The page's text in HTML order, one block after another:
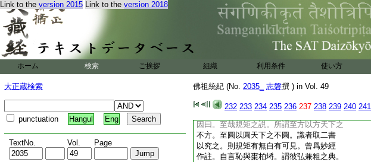
Link to the version 2015 Link to the version 2018
ホーム 検索 ご挨拶 組織 利用条件 使い方
大正蔵検索
punctuation Hangul Eng
TextNo. Vol. Page
佛祖統紀 (No. 2035_ 志磐撰 ) in Vol. 49
232 233 234 235 236 237 238 239 240 241
學無所不通。嘗讀周官。慨然以封建井田
爲可復。淳熙中。四魁待補。歎曰。射目中眉
事與時違。乃去隱於左溪。忽苦目疾。或勉
禱圓通。輒云。臨危不變眞大丈夫。有告以
朱太醫答杜祈公。未讀佛書。何以知其不
及孔孟。試持大士號。目疾良已。於是遂深
信。讀楞嚴至空生心内猶雲點大清。豁如
發蒙。觀山谷詩。讃美宗鏡。有從此永明書
百卷。自公退食一鑪香。因閲及兩函。寶積
實云。此書無規矩不若看止觀令悟境
因曰。至哉規矩之説。所謂至方以方天下之
不方。至圓以圓天下之不圓。識者取二書
以究之。則規矩有無自有可見。曾爲妙經
作註。自言恥與棗柏埓。謂彼弘兼粗之典。